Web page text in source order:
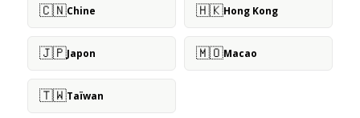
🇨🇳Chine 🇭🇰Hong Kong
🇯🇵Japon 🇲🇴Macao
🇹🇼Taïwan